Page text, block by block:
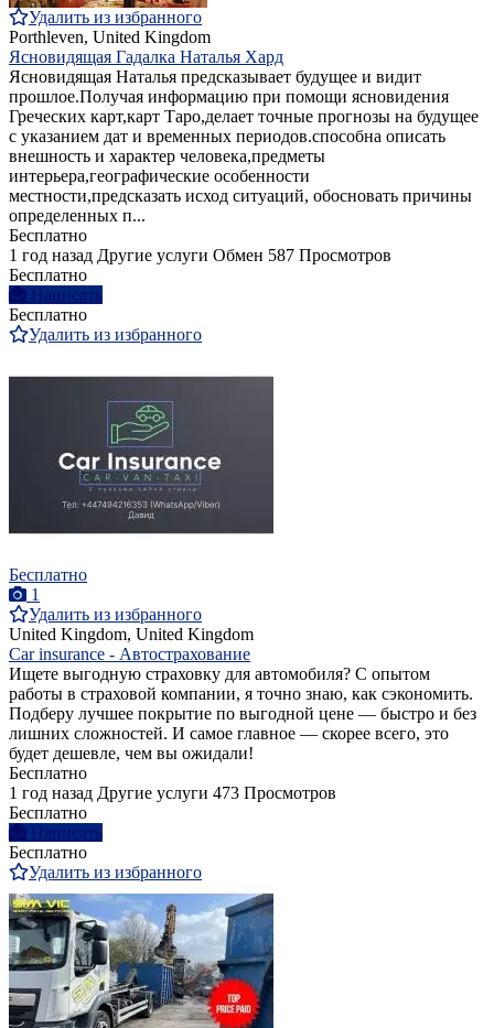
Удалить из избранного
Porthleven, United Kingdom
Ясновидящая Гадалка Наталья Хард
Ясновидящая Наталья предсказывает будущее и видит
прошлое.Получая информацию при помощи ясновидения
Греческих карт,карт Таро,делает точные прогнозы на будущее
с указанием дат и временных периодов.способна описать
внешность и характер человека,предметы
интерьера,географические особенности
местности,предсказать исход ситуаций, обосновать причины
определенных п...
Бесплатно
1 год назад Другие услуги Обмен 587 Просмотров
Бесплатно
Написать
Бесплатно
Удалить из избранного
Бесплатно
1
Удалить из избранного
United Kingdom, United Kingdom
Car insurance - Автострахование
Ищете выгодную страховку для автомобиля? С опытом
работы в страховой компании, я точно знаю, как сэкономить.
Подберу лучшее покрытие по выгодной цене — быстро и без
лишних сложностей. И самое главное — скорее всего, это
будет дешевле, чем вы ожидали!
Бесплатно
1 год назад Другие услуги 473 Просмотров
Бесплатно
Написать
Бесплатно
Удалить из избранного